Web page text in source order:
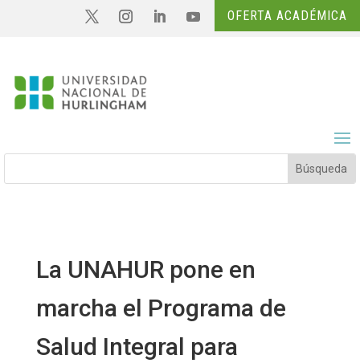
OFERTA ACADÉMICA
La UNAHUR pone en
marcha el Programa de
Salud Integral para